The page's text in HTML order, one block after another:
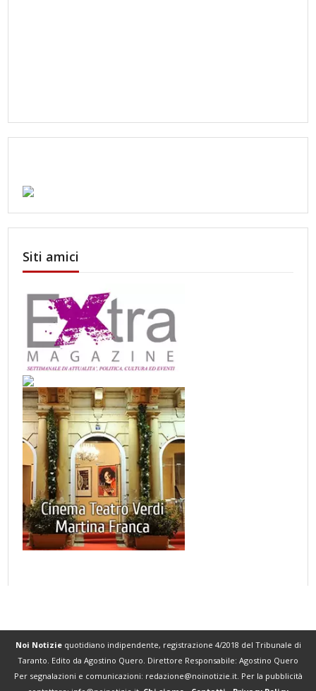
Siti amici
Noi Notiziequotidiano indipendente, registrazione 4/2018 del Tribunale di
Taranto. Edito da Agostino Quero. Direttore Responsabile: Agostino Quero
Per segnalazioni e comunicazioni: redazione@noinotizie.it. Per la pubblicità